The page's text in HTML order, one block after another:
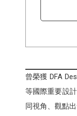
曾榮獲 DFA
等國際重要設
同視角、觀點